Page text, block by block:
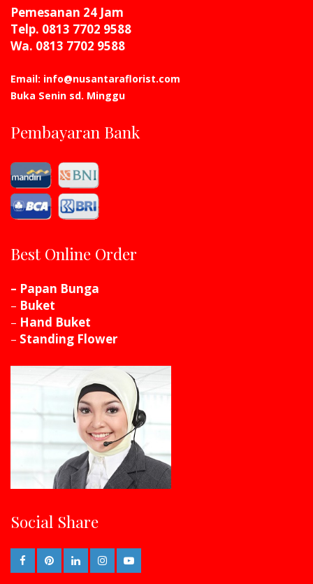
Pemesanan 24 Jam
Telp. 0813 7702 9588
Wa. 0813 7702 9588
Email: info@nusantaraflorist.com
Buka Senin sd. Minggu
Pembayaran Bank
Best Online Order
– Papan Bunga
– Buket
– Hand Buket
– Standing Flower
Social Share